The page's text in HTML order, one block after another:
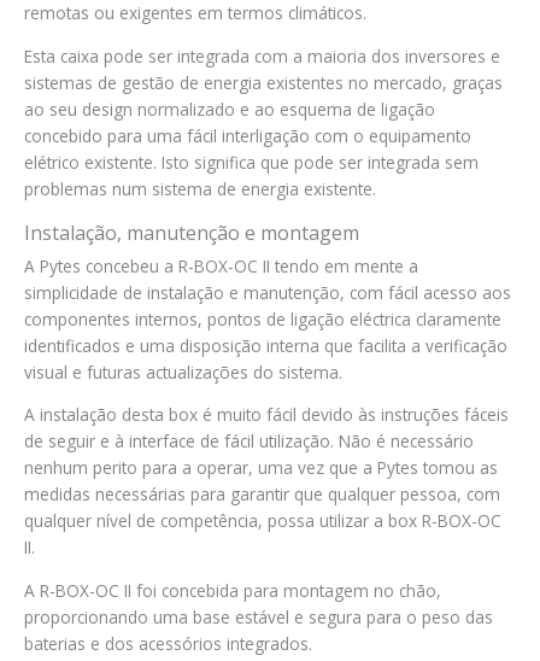
remotas ou exigentes em termos climáticos.
Esta caixa pode ser integrada com a maioria dos inversores e
sistemas de gestão de energia existentes no mercado, graças
ao seu design normalizado e ao esquema de ligação
concebido para uma fácil interligação com o equipamento
elétrico existente. Isto significa que pode ser integrada sem
problemas num sistema de energia existente.
Instalação, manutenção e montagem
A Pytes concebeu a R-BOX-OC II tendo em mente a
simplicidade de instalação e manutenção, com fácil acesso aos
componentes internos, pontos de ligação eléctrica claramente
identificados e uma disposição interna que facilita a verificação
visual e futuras actualizações do sistema.
A instalação desta box é muito fácil devido às instruções fáceis
de seguir e à interface de fácil utilização. Não é necessário
nenhum perito para a operar, uma vez que a Pytes tomou as
medidas necessárias para garantir que qualquer pessoa, com
qualquer nível de competência, possa utilizar a box R-BOX-OC
II.
A R-BOX-OC II foi concebida para montagem no chão,
proporcionando uma base estável e segura para o peso das
baterias e dos acessórios integrados.